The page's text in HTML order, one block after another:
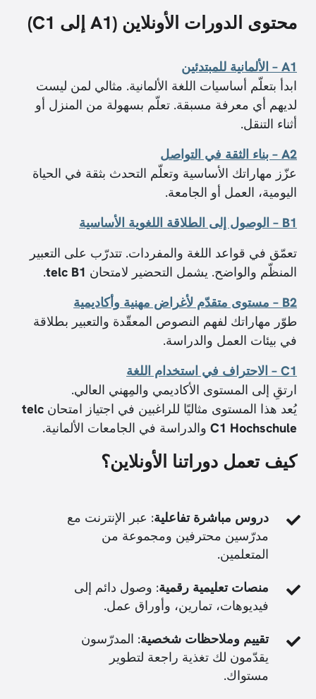
محتوى الدورات الأونلاين (A1 إلى C1)
A1 – الألمانية للمبتدئين
ابدأ بتعلّم أساسيات اللغة الألمانية. مثالي لمن ليست
لديهم أي معرفة مسبقة. تعلّم بسهولة من المنزل أو
أثناء التنقل.
A2 – بناء الثقة في التواصل
عزّز مهاراتك الأساسية وتعلّم التحدث بثقة في الحياة
اليومية، العمل أو الجامعة.
B1 – الوصول إلى الطلاقة اللغوية الأساسية
تعمّق في قواعد اللغة والمفردات. تتدرّب على التعبير
المنظّم والواضح. يشمل التحضير لامتحان telc B1
.
B2 – مستوى متقدّم لأغراض مهنية وأكاديمية
طوّر مهاراتك لفهم النصوص المعقّدة والتعبير بطلاقة
في بيئات العمل والدراسة.
C1 – الاحتراف في استخدام اللغة
ارتقِ إلى المستوى الأكاديمي والمِهني العالي.
يُعد هذا المستوى مثاليًا للراغبين في اجتياز امتحان telc
C1 Hochschule والدراسة في الجامعات الألمانية.
كيف تعمل دوراتنا الأونلاين؟
دروس مباشرة تفاعلية: عبر الإنترنت مع
مدرّسين محترفين ومجموعة من
المتعلمين.
منصات تعليمية رقمية: وصول دائم إلى
فيديوهات، تمارين، وأوراق عمل.
تقييم وملاحظات شخصية: المدرّسون
يقدّمون لك تغذية راجعة لتطوير
مستواك.